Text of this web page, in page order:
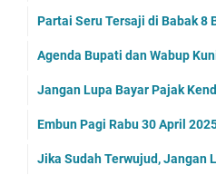
Partai Seru Tersaji di Babak 8
Agenda Bupati dan Wabup
Jangan Lupa Bayar Pajak
Embun Pagi Rabu 30 April
Jika Sudah Terwujud, Jangan